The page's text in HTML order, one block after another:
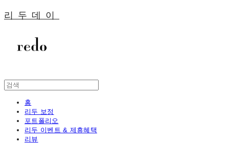
리두데이
홈
리두 보정
포트폴리오
리두 이벤트 & 제휴혜택
리뷰